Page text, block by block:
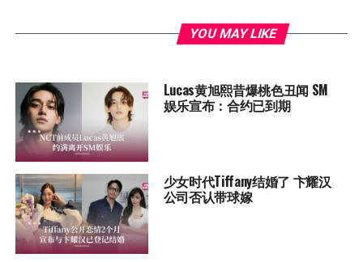
YOU MAY LIKE
Lucas黄旭熙昔爆桃色丑闻 SM
娱乐宣布：合约已到期
少女时代Tiffany结婚了 卞耀汉
公司否认带球嫁